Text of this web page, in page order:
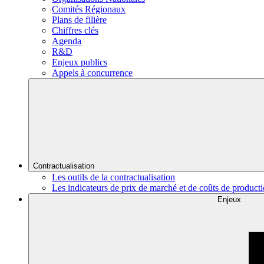
Comités Régionaux
Plans de filière
Chiffres clés
Agenda
R&D
Enjeux publics
Appels à concurrence
Contractualisation
Les outils de la contractualisation
Les indicateurs de prix de marché et de coûts de
Enjeux